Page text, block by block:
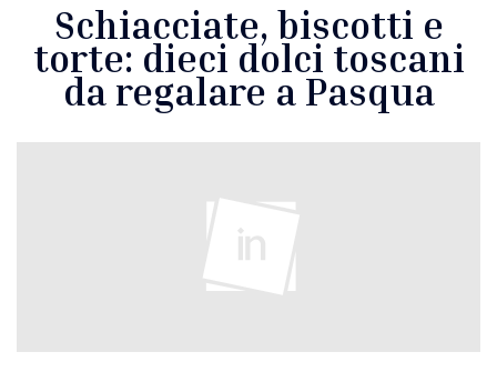
Schiacciate, biscotti e
torte: dieci dolci toscani
da regalare a Pasqua